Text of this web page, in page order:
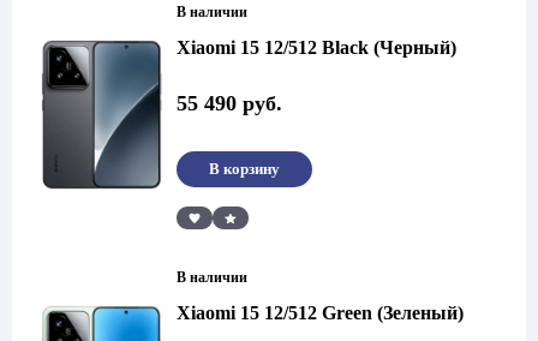
В наличии
Xiaomi 15 12/512 Black (Черный)
55 490 руб.
Сравнить
В корзину
В наличии
Xiaomi 15 12/512 Green (Зеленый)